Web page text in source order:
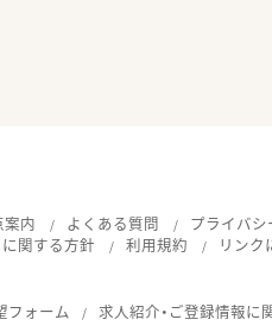
内 よくある質問
プライバシ
関する方針 利用規約 リンク
フォーム
求人紹介・ご登録情報に